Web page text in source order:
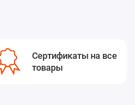
Сертификаты на все
товары